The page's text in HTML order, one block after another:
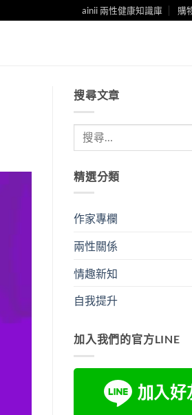
ainii 兩性健康知識庫 購
搜尋文章
精選分類
作家專欄
兩性關係
情趣新知
自我提升
加入我們的官方LINE